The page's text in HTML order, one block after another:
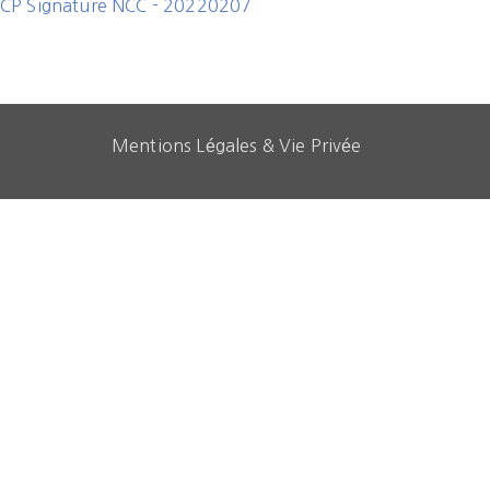
CP Signature NCC - 20220207
Mentions Légales & Vie Privée